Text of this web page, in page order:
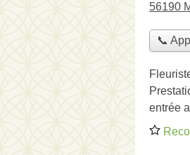
56190
📞
entrée